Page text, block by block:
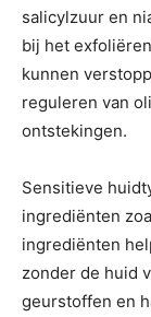
salicylzuur en
bij het
kunnen
reguleren van
ontstekingen.
Sensitieve
ingrediënten
ingrediënten
zonder de huid
geurstoffen en